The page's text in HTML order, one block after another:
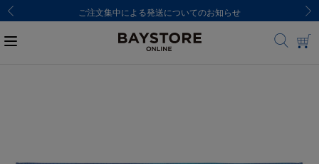
ご注文集中による発送についてのお知らせ